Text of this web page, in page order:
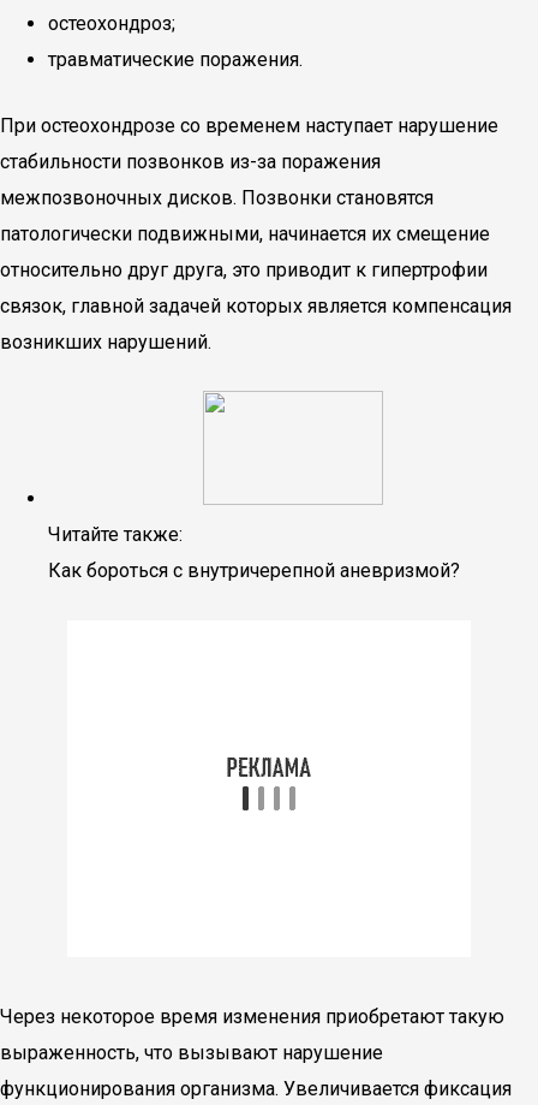
остеохондроз;
травматические поражения.
При остеохондрозе со временем наступает нарушение
стабильности позвонков из-за поражения
межпозвоночных дисков. Позвонки становятся
патологически подвижными, начинается их смещение
относительно друг друга, это приводит к гипертрофии
связок, главной задачей которых является компенсация
возникших нарушений.
Читайте также:
Как бороться с внутричерепной аневризмой?
Через некоторое время изменения приобретают такую
выраженность, что вызывают нарушение
функционирования организма. Увеличивается фиксация